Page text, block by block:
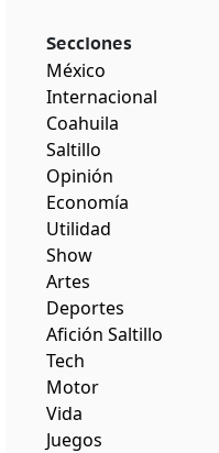
Secciones
México
Internacional
Coahuila
Saltillo
Opinión
Economía
Utilidad
Show
Artes
Deportes
Afición Saltillo
Tech
Motor
Vida
Juegos